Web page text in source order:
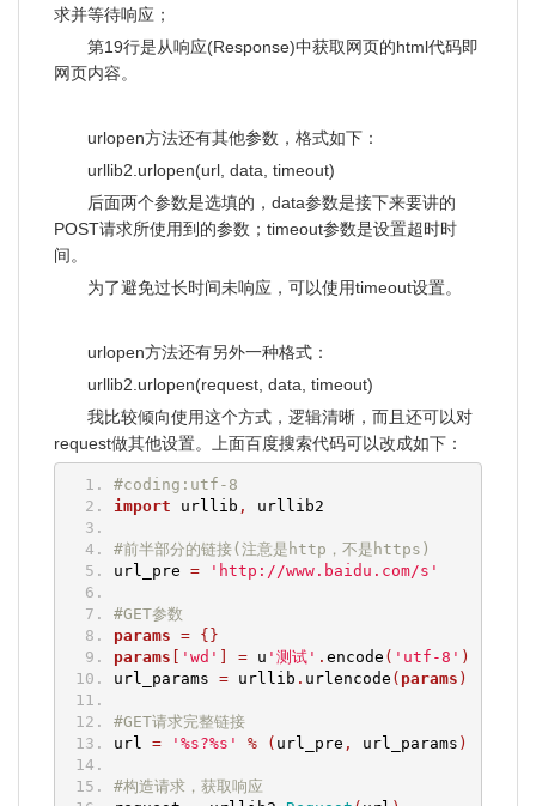
求并等待响应；
第19行是从响应(Response)中获取网页的html代码即
网页内容。
urlopen方法还有其他参数，格式如下：
urllib2.urlopen(url, data, timeout)
后面两个参数是选填的，data参数是接下来要讲的
POST请求所使用到的参数；timeout参数是设置超时时
间。
为了避免过长时间未响应，可以使用timeout设置。
urlopen方法还有另外一种格式：
urllib2.urlopen(request, data, timeout)
我比较倾向使用这个方式，逻辑清晰，而且还可以对
request做其他设置。上面百度搜索代码可以改成如下：
#coding:utf-8
import urllib , urllib2
#前半部分的链接(注意是http，不是https)
url_pre = 'http://www.baidu.com/s'
#GET参数
params =
{}
params
'wd' = u '测试' . encode ( 'utf-8' )
url_params = urllib . urlencode ( params )
#GET请求完整链接
url = '%s?%s' % ( url_pre , url_params )
#构造请求，获取响应